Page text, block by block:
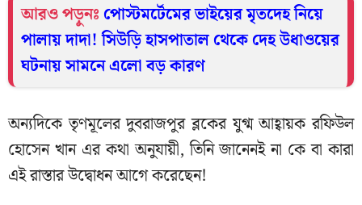
আরও পড়ুনঃপোস্টমর্টেমের ভাইয়ের মৃতদেহ নিয়ে
পালায় দাদা! সিউড়ি হাসপাতাল থেকে দেহ উধাওয়ের
ঘটনায় সামনে এলো বড় কারণ
অন্যদিকে তৃণমূলের দুবরাজপুর ব্লকের যুগ্ম আহ্বায়ক রফিউল
হোসেন খান এর কথা অনুযায়ী, তিনি জানেনই না কে বা কারা
এই রাস্তার উদ্বোধন আগে করেছেন!